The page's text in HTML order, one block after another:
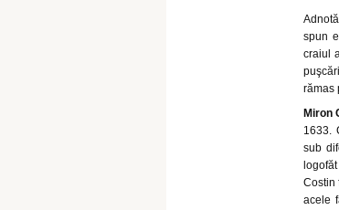
spun
craiul
rămas
Miron
1633.
sub
Costin
acele